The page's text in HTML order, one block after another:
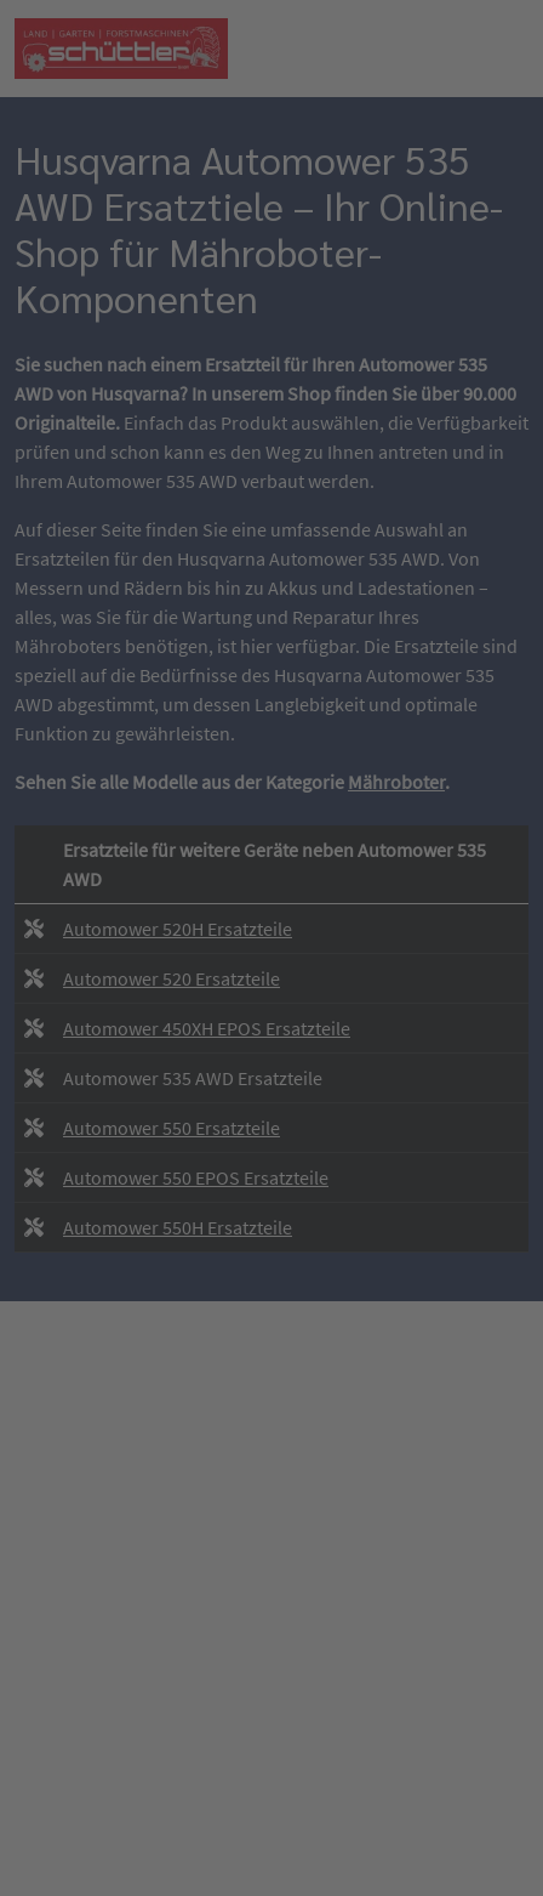
Husqvarna Automower 535
AWD Ersatztiele – Ihr Online-
Shop für Mähroboter-
Komponenten
Sie suchen nach einem Ersatzteil für Ihren Automower 535
AWD von Husqvarna? In unserem Shop finden Sie über 90.000
Originalteile. Einfach das Produkt auswählen, die Verfügbarkeit
prüfen und schon kann es den Weg zu Ihnen antreten und in
Ihrem Automower 535 AWD verbaut werden.
Auf dieser Seite finden Sie eine umfassende Auswahl an
Ersatzteilen für den Husqvarna Automower 535 AWD. Von
Messern und Rädern bis hin zu Akkus und Ladestationen –
alles, was Sie für die Wartung und Reparatur Ihres
Mähroboters benötigen, ist hier verfügbar. Die Ersatzteile sind
speziell auf die Bedürfnisse des Husqvarna Automower 535
AWD abgestimmt, um dessen Langlebigkeit und optimale
Funktion zu gewährleisten.
Sehen Sie alle Modelle aus der Kategorie Mähroboter.
Ersatzteile für weitere Geräte neben Automower 535
AWD
Automower 520H Ersatzteile
Automower 520 Ersatzteile
Automower 450XH EPOS Ersatzteile
Automower 535 AWD Ersatzteile
Automower 550 Ersatzteile
Automower 550 EPOS Ersatzteile
Automower 550H Ersatzteile